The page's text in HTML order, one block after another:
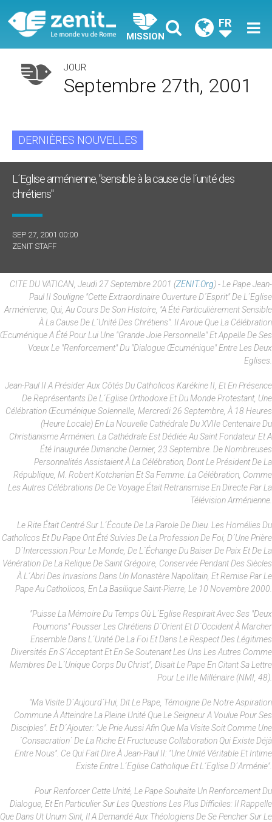
MISSION
FR
JOUR
Septembre 27th, 2001
DERNIÈRES NOUVELLES
L´Eglise arménienne, "sensible à la cause de l´unité des
chrétiens"
SEP 27, 2001 00:00
ZENIT STAFF
CITE DU VATICAN, Jeudi 27 Septembre 2001 (ZENIT.org) - Le Pape Jean-
Paul II Souligne "cette Extraordinaire Ouverture D´esprit" De L´Eglise
Arménienne, Qui, Au Cours De Son Histoire, "a Été Particulièrement Sensible
À La Cause De L´unité Des Chrétiens". Il Avoue Que La Célébration
Œcuménique A Été Pour Lui Une "grande Joie Personnelle" Et Appelle De Ses
Vœux Le "renforcement" Du "dialogue Œcuménique" Entre Les Deux
Eglises.
Jean-Paul II A Présider Aux Côtés Du Catholicos Karékine II, Et En Présence
De Représentants De L´Eglise Orthodoxe Et Du Monde Protestant, Une
Célébration Œcuménique Solennelle, Mercredi 26 Septembre, À 18 Heures
(heure Locale) En La Nouvelle Cathédrale Du XVIIe Centenaire Du
Christianisme Arménien. La Cathédrale Est Dédiée Au Saint Fondateur Et A
Été Inaugurée Dimanche Dernier, 23 Septembre. De Nombreuses
Personnalités Assistaient À La Célébration, Dont Le Président De La
République, M. Robert Kotcharian Et Sa Femme. La Célébration, Comme
Les Autres Célébrations De Ce Voyage Était Retransmise En Directe Par La
Télévision Arménienne.
Le Rite Était Centré Sur L´écoute De La Parole De Dieu. Les Homélies Du
Catholicos Et Du Pape Ont Été Suivies De La Profession De Foi, D´une Prière
D´intercession Pour Le Monde, De L´échange Du Baiser De Paix Et De La
Vénération De La Relique De Saint Grégoire, Conservée Pendant Des Siècles
À L´abri Des Invasions Dans Un Monastère Napolitain, Et Remise Par Le
Pape Au Catholicos, En La Basilique Saint-Pierre, Le 10 Novembre 2000.
"Puisse La Mémoire Du Temps Où L´Eglise Respirait Avec Ses "deux
Poumons" Pousser Les Chrétiens D´Orient Et D´Occident À Marcher
Ensemble Dans L´unité De La Foi Et Dans Le Respect Des Légitimes
Diversités En S´acceptant Et En Se Soutenant Les Uns Les Autres Comme
Membres De L´unique Corps Du Christ", Disait Le Pape En Citant Sa Lettre
Pour Le IIIe Millénaire (NMI, 48).
"Ma Visite D´aujourd´hui, Dit Le Pape, Témoigne De Notre Aspiration
Commune À Atteindre La Pleine Unité Que Le Seigneur A Voulue Pour Ses
Disciples". Et D´ajouter: "Je Prie Aussi Afin Que Ma Visite Soit Comme Une
´consacration´ De La Riche Et Fructueuse Collaboration Qui Existe Déjà
Entre Nous". Ce Qui Fait Dire À Jean-Paul II: "Une Unité Véritable Et Intime
Existe Entre L´Eglise Catholique Et L´Eglise D´Arménie".
Pour Renforcer Cette Unité, Le Pape Souhaite Un Renforcement Du
Dialogue, Et En Particulier Sur Les Questions Les Plus Difficiles: Il Rappelle
Que Dans Ut Unum Sint, Il A Demandé Aux Théologiens De Se Pencher Sur Le